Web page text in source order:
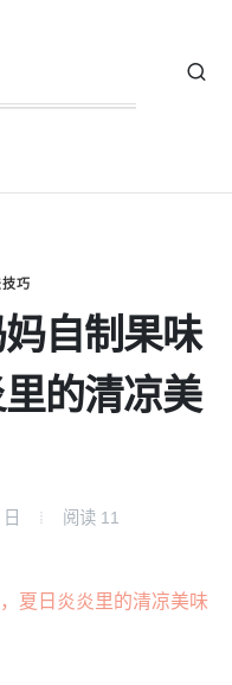
巧
自制果味
的清凉美
阅读 11